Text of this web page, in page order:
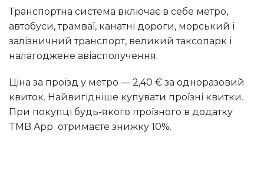
Транспортна система включає в себе метро,
автобуси, трамваї, канатні дороги, морський і
залізничний транспорт, великий таксопарк і
налагоджене авіасполучення.
Ціна за проїзд у метро — 2,40 € за одноразовий
квиток. Найвигідніше купувати проїзні квитки.
При покупці будь-якого проїзного в додатку
TMB App отримаєте знижку 10%.